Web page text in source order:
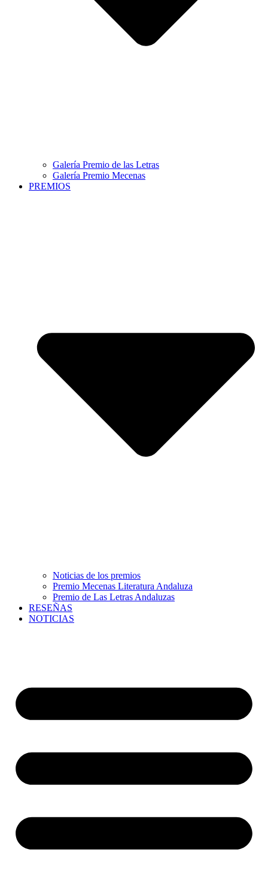
Galería Premio de las Letras
Galería Premio Mecenas
PREMIOS
Noticias de los premios
Premio Mecenas Literatura Andaluza
Premio de Las Letras Andaluzas
RESEÑAS
NOTICIAS